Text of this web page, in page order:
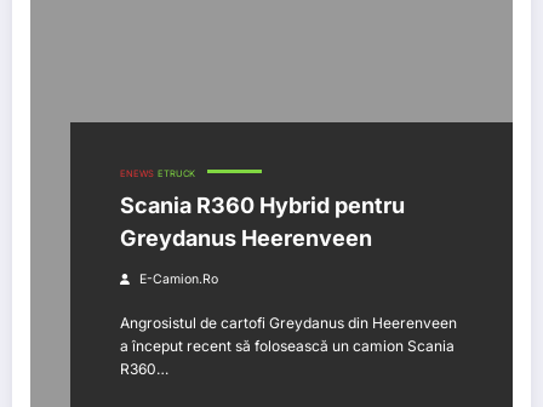
ENEWS ETRUCK
Scania R360 Hybrid pentru
Greydanus Heerenveen
E-Camion.ro
Angrosistul de cartofi Greydanus din Heerenveen
a început recent să folosească un camion Scania
R360…